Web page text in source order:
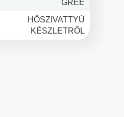
GREE
HŐSZIVATTYÚ
KÉSZLETRŐL